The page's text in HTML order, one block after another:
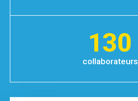
collaborateurs
130